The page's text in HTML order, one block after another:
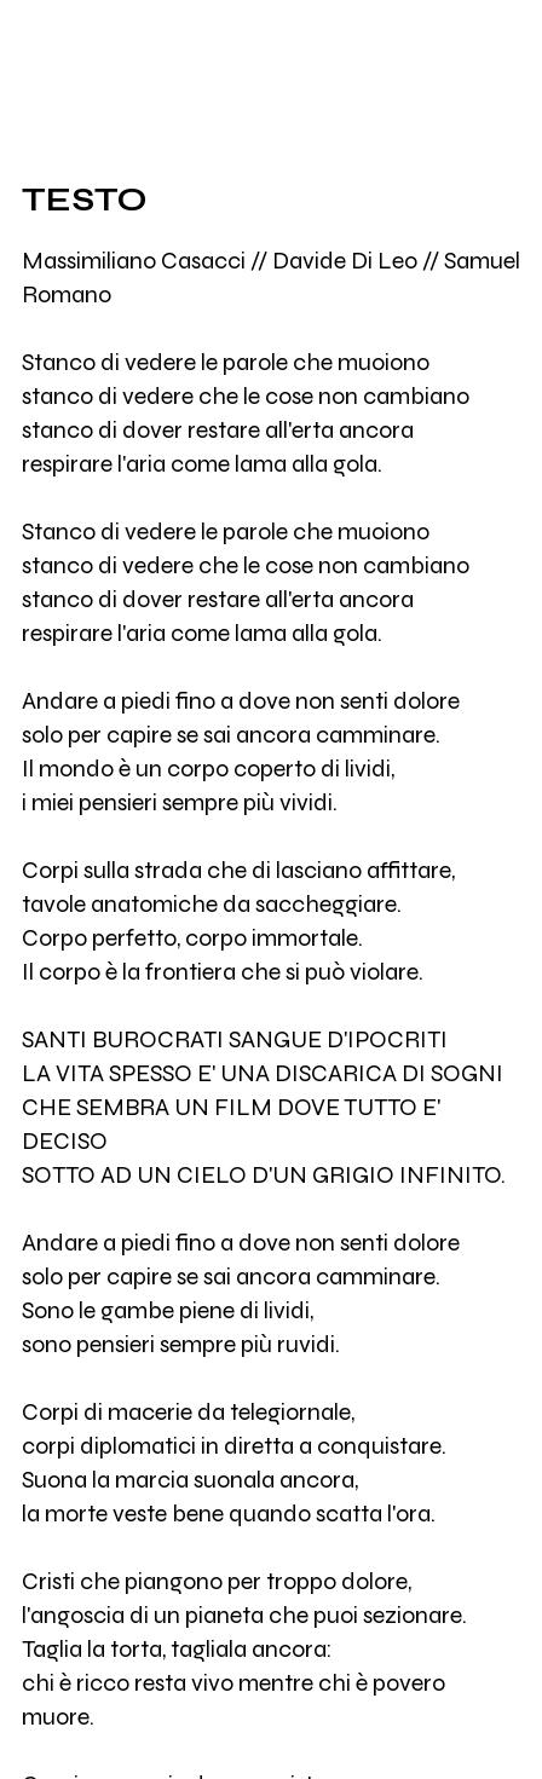
TESTO
Massimiliano Casacci // Davide Di Leo // Samuel
Romano
Stanco di vedere le parole che muoiono
stanco di vedere che le cose non cambiano
stanco di dover restare all'erta ancora
respirare l'aria come lama alla gola.
Stanco di vedere le parole che muoiono
stanco di vedere che le cose non cambiano
stanco di dover restare all'erta ancora
respirare l'aria come lama alla gola.
Andare a piedi fino a dove non senti dolore
solo per capire se sai ancora camminare.
Il mondo è un corpo coperto di lividi,
i miei pensieri sempre più vividi.
Corpi sulla strada che di lasciano affittare,
tavole anatomiche da saccheggiare.
Corpo perfetto, corpo immortale.
Il corpo è la frontiera che si può violare.
SANTI BUROCRATI SANGUE D'IPOCRITI
LA VITA SPESSO E' UNA DISCARICA DI SOGNI
CHE SEMBRA UN FILM DOVE TUTTO E'
DECISO
SOTTO AD UN CIELO D'UN GRIGIO INFINITO.
Andare a piedi fino a dove non senti dolore
solo per capire se sai ancora camminare.
Sono le gambe piene di lividi,
sono pensieri sempre più ruvidi.
Corpi di macerie da telegiornale,
corpi diplomatici in diretta a conquistare.
Suona la marcia suonala ancora,
la morte veste bene quando scatta l'ora.
Cristi che piangono per troppo dolore,
l'angoscia di un pianeta che puoi sezionare.
Taglia la torta, tagliala ancora:
chi è ricco resta vivo mentre chi è povero
muore.